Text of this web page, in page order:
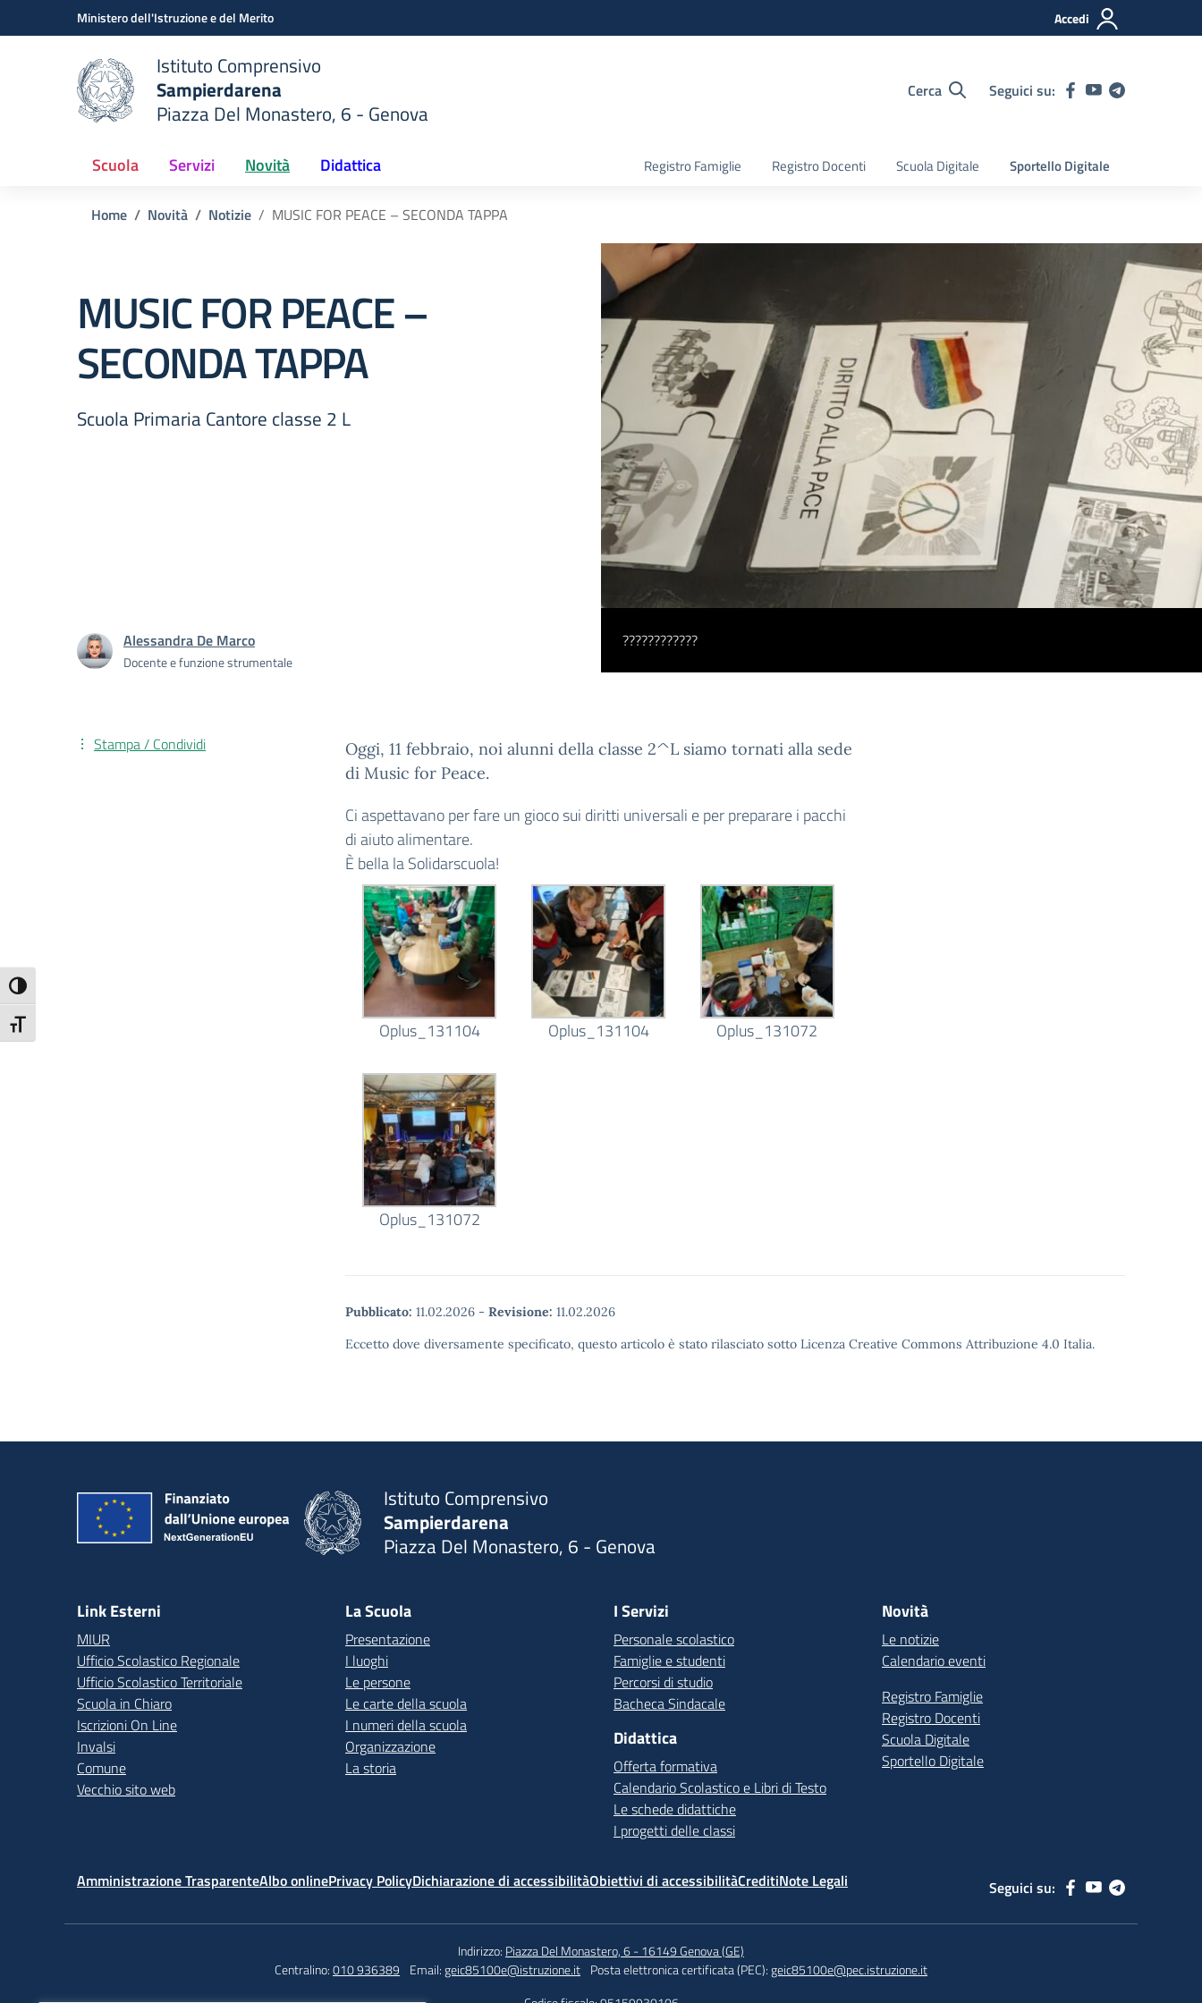
Attiva/disattiva alto contrasto
Attiva/disattiva dimensione testo
Vai ai contenuti
Vai al menu di navigazioneMinistero dell'Istruzione e del Merito Accedi
scuola
Istituto Comprensivo
Sampierdarena
Piazza Del Monastero, 6 - Genova
Cerca Seguici su:
Scuola Servizi Novità Didattica Registro Famiglie Registro Docenti Scuola Digitale Sportello Digitale
Home Novità Notizie MUSIC FOR PEACE – SECONDA TAPPA
????????????
MUSIC FOR PEACE –
SECONDA TAPPA
Scuola Primaria Cantore classe 2 L
Alessandra De Marco
Docente e funzione strumentale
Oggi, 11 febbraio, noi alunni della classe 2^L siamo tornati alla sede
di Music for Peace.
Ci aspettavano per fare un gioco sui diritti universali e per preparare i pacchi
di aiuto alimentare.
È bella la Solidarscuola!
Oplus_131104 Oplus_131104 Oplus_131072
Oplus_131072
Pubblicato: 11.02.2026 - Revisione: 11.02.2026
Eccetto dove diversamente specificato, questo articolo è stato rilasciato sotto Licenza Creative Commons Attribuzione 4.0 Italia.
Stampa / Condividi
Istituto Comprensivo
Sampierdarena
Piazza Del Monastero, 6 - Genova
Link Esterni
MIUR
Ufficio Scolastico Regionale
Ufficio Scolastico Territoriale
Scuola in Chiaro
Iscrizioni On Line
Invalsi
Comune
Vecchio sito web
La Scuola
Presentazione
I luoghi
Le persone
Le carte della scuola
I numeri della scuola
Organizzazione
La storia
I Servizi
Personale scolastico
Famiglie e studenti
Percorsi di studio
Bacheca Sindacale
Didattica
Offerta formativa
Calendario Scolastico e Libri di Testo
Le schede didattiche
I progetti delle classi
Novità
Le notizie
Calendario eventi
Registro Famiglie
Registro Docenti
Scuola Digitale
Sportello Digitale
Amministrazione TrasparenteAlbo onlinePrivacy PolicyDichiarazione di accessibilitàObiettivi di accessibilitàCreditiNote Legali Seguici su:
Indirizzo: Piazza Del Monastero, 6 - 16149 Genova (GE)
Centralino:010 936389 Email:geic85100e@istruzione.it Posta elettronica certificata (PEC):geic85100e@pec.istruzione.it